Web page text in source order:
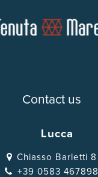
Contact us
Lucca
Chiasso Barletti 8
+39 0583 467898